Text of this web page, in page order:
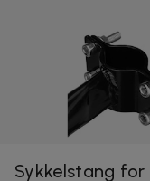
Sykkelstang